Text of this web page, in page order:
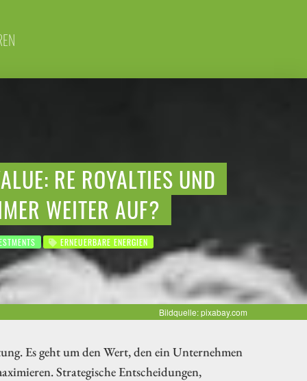
RE ROYALTIES UND
WEITER AUF?
ERNEUERBARE ENERGIEN
Bildquelle: pixabay.com
Es geht um den Wert, den ein Unternehmen
Strategische Entscheidungen,